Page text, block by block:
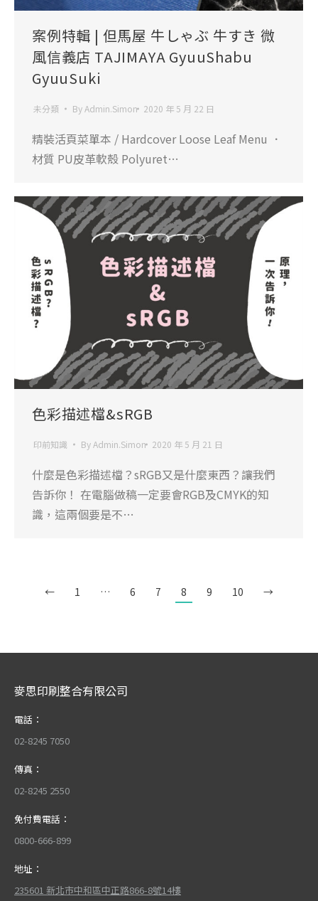
案例特輯 | 但馬屋 牛しゃぶ 牛すき 微
風信義店 TAJIMAYA GyuuShabu
GyuuSuki
未分類 ByAdmin.Simon 2020 年 5 月 22 日
精裝活頁菜單本 / Hardcover Loose Leaf Menu ．
材質 PU皮革軟殼 Polyuret…
色彩描述檔&sRGB
印前知識 ByAdmin.Simon 2020 年 5 月 21 日
什麼是色彩描述檔？sRGB又是什麼東西？讓我們
告訴你！ 在電腦做稿一定要會RGB及CMYK的知
識，這兩個要是不…
← 1 … 6 7 8 9 10 →
麥思印刷整合有限公司
電話：
02-8245 7050
傳真：
02-8245 2550
免付費電話：
0800-666-899
地址：
235601 新北市中和區中正路866-8號14樓